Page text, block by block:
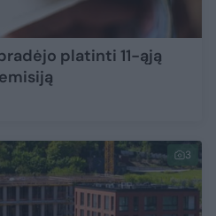
platinti 11-ąją
3